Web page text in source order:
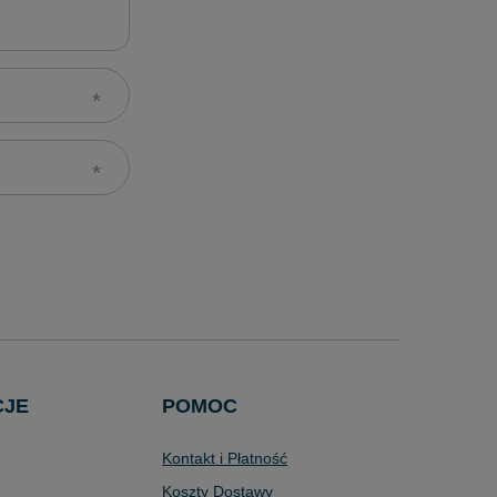
POMOC
Kontakt i Płatność
Koszty Dostawy